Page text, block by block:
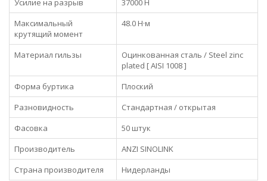
Усилие на разрыв
37000 Н
Максимальный
крутящий момент
48.0 Н·м
Материал гильзы
Оцинкованная сталь / Steel zinc
plated [ AISI 1008 ]
Форма буртика
Плоский
Разновидность
Стандартная / открытая
Фасовка
50 штук
Производитель
ANZI SINOLINK
Страна производителя
Нидерланды